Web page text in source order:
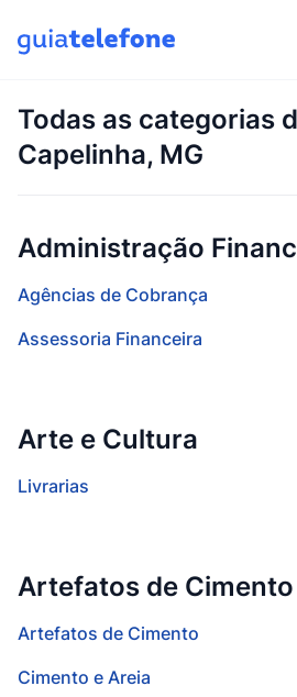
Todas as categorias
Capelinha, MG
Administração
Agências de Cobrança
Assessoria Financeira
Arte e Cultura
Livrarias
Artefatos de
Artefatos de Cimento
Cimento e Areia